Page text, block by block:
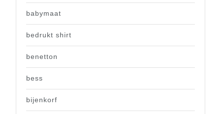
babymaat
bedrukt shirt
benetton
bess
bijenkorf